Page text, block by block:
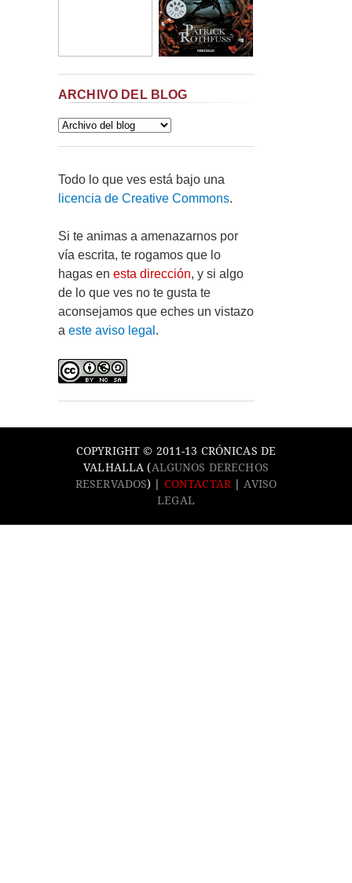
ARCHIVO DEL BLOG
Todo lo que ves está bajo una
licencia de Creative Commons.
Si te animas a amenazarnos por
vía escrita, te rogamos que lo
hagas en esta dirección, y si algo
de lo que ves no te gusta te
aconsejamos que eches un vistazo
a este aviso legal .
COPYRIGHT © 2011-13 CRÓNICAS DE
VALHALLA (ALGUNOS DERECHOS
RESERVADOS) | CONTACTAR|AVISO
LEGAL